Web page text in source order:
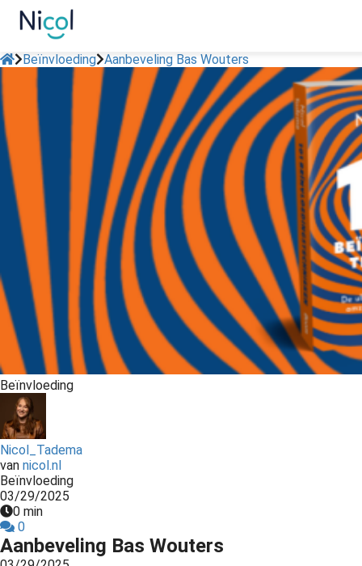
Beïnvloeding Aanbeveling Bas Wouters
Beïnvloeding
Nicol_Tadema
van nicol.nl
Beïnvloeding
03/29/2025
0 min
0
Aanbeveling Bas Wouters